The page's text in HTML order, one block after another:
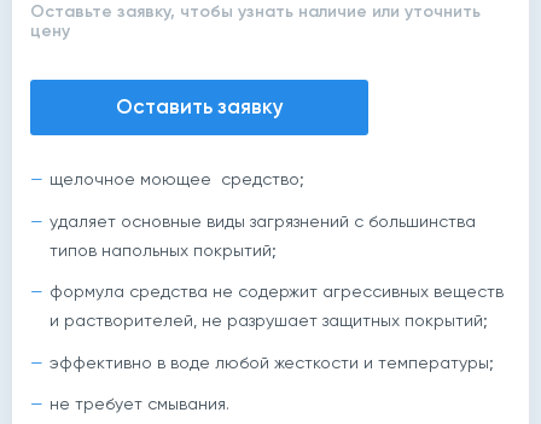
Оставьте заявку, чтобы узнать наличие или уточнить
цену
Оставить заявку
щелочное моющее средство;
удаляет основные виды загрязнений с большинства
типов напольных покрытий;
формула средства не содержит агрессивных веществ
и растворителей, не разрушает защитных покрытий;
эффективно в воде любой жесткости и температуры;
не требует смывания.